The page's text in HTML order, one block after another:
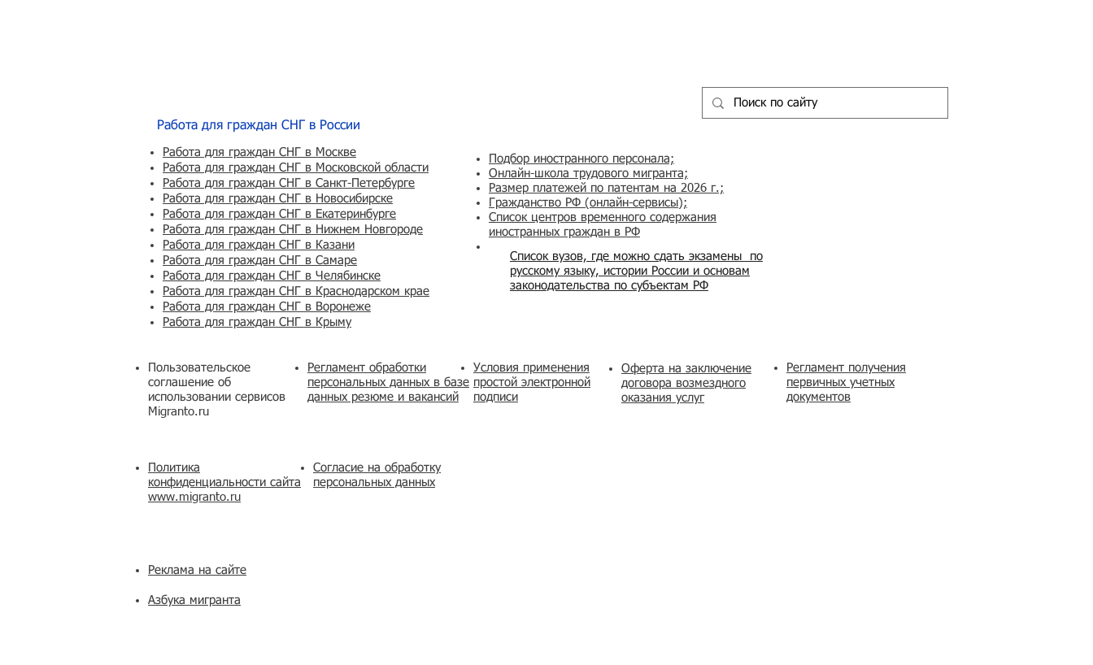
Работа для граждан СНГ в России
Работа для граждан СНГ в Москве
Работа для граждан СНГ в Московской области
Работа для граждан СНГ в Санкт-Петербурге
Работа для граждан СНГ в Новосибирске
Работа для граждан СНГ в Екатеринбурге
Работа для граждан СНГ в Нижнем Новгороде
Работа для граждан СНГ в Казани
Работа для граждан СНГ в Самаре
Работа для граждан СНГ в Челябинске
Работа для граждан СНГ в Краснодарском крае
Работа для граждан СНГ в Воронеже
Работа для граждан СНГ в Крыму
Пользовательское
соглашение об
использовании сервисов
Migranto.ru
Регламент обработки
персональных данных в базе
данных резюме и вакансий
Политика
конфиденциальности сайта
www.migranto.ru
Согласие на обработку
персональных данных
Реклама на сайте
Азбука мигранта
Список вузов, где можно сдать экзамены по
русскому языку, истории России и основам
законодательства по субъектам РФ
Подбор иностранного персонала;
Онлайн-школа трудового мигранта;
Размер платежей по патентам на 2026 г.;
Гражданство РФ (онлайн-сервисы);
Список центров временного содержания
иностранных граждан в РФ
Условия применения
простой электронной
подписи
​Оферта на заключение
договора возмездного
оказания услуг
Регламент получения
первичных учетных
документов